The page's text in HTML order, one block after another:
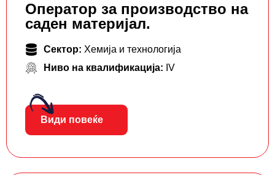
Оператор за производство на
саден материјал.
Сектор: Хемија и технологија
Ниво на квалификација: IV
Види повеќе